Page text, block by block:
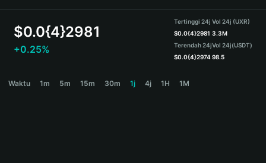
ภาษาไทย
Español
Español (Argentina)
$0.0{4}2981
+0.25%
Tertinggi 24j
$0.0{4}2981
Terendah 24j
$0.0{4}2974
Vol 24j (UXR)
3.3M
Vol 24j(USDT)
98.5
Waktu 1m 5m 15m 30m 1j 4j 1H 1M